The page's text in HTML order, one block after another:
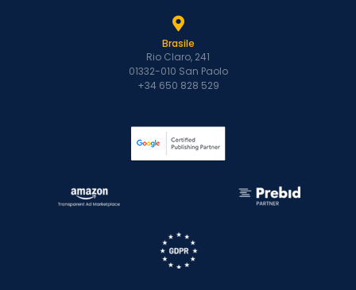
Brasile
Rio Claro, 241
01332-010 San Paolo
+34 650 828 529